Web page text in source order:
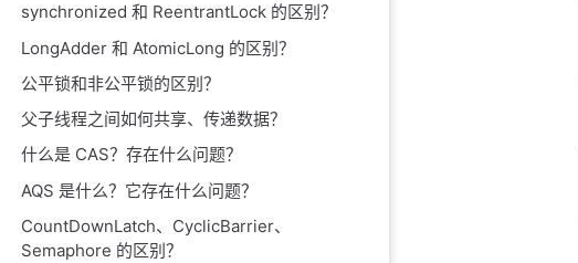
synchronized 和 ReentrantLock 的区别？
LongAdder 和 AtomicLong 的区别？
公平锁和非公平锁的区别？
父子线程之间如何共享、传递数据？
什么是 CAS？存在什么问题？
AQS 是什么？它存在什么问题？
CountDownLatch、CyclicBarrier、
Semaphore 的区别？